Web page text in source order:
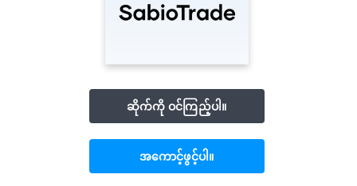
ဆိုက်ကို ဝင်ကြည့်ပါ။
အကောင့်ဖွင့်ပါ။